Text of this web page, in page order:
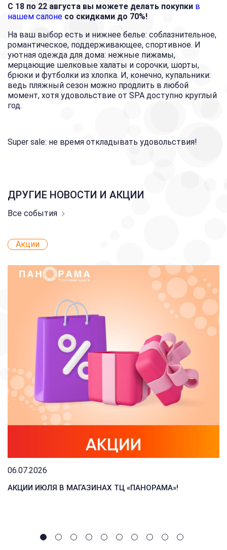
С 18 по 22 августа вы можете делать покупки в
нашем салоне со скидками до 70%!
На ваш выбор есть и нижнее белье: соблазнительное,
романтическое, поддерживающее, спортивное. И
уютная одежда для дома: нежные пижамы,
мерцающие шелковые халаты и сорочки, шорты,
брюки и футболки из хлопка. И, конечно, купальники:
ведь пляжный сезон можно продлить в любой
момент, хотя удовольствие от SPA доступно круглый
год.
Super sale: не время откладывать удовольствия!
ДРУГИЕ НОВОСТИ И АКЦИИ
Все события
Акции
06.07.2026
АКЦИИ ИЮЛЯ В МАГАЗИНАХ ТЦ «ПАНОРАМА»!